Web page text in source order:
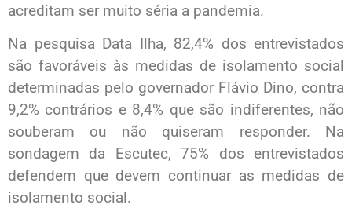
acreditam ser muito séria a pandemia.
Na pesquisa Data Ilha, 82,4% dos entrevistados
são favoráveis às medidas de isolamento social
determinadas pelo governador Flávio Dino, contra
9,2% contrários e 8,4% que são indiferentes, não
souberam ou não quiseram responder. Na
sondagem da Escutec, 75% dos entrevistados
defendem que devem continuar as medidas de
isolamento social.